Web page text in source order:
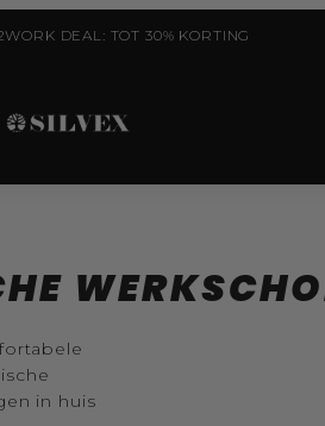
DEAL: TOT 30% KORTING
in huis